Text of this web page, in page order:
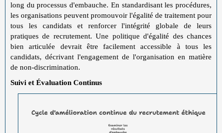
long du processus d'embauche. En standardisant les procédures,
les organisations peuvent promouvoir l'égalité de traitement pour
tous les candidats et renforcer l'intégrité globale de leurs
pratiques de recrutement. Une politique d'égalité des chances
bien articulée devrait être facilement accessible à tous les
candidats, décrivant l'engagement de l'organisation en matière
de non-discrimination.
Suivi et Évaluation Continus